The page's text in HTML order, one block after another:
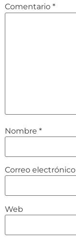
Comentario *
Nombre *
Correo electrónico
Web